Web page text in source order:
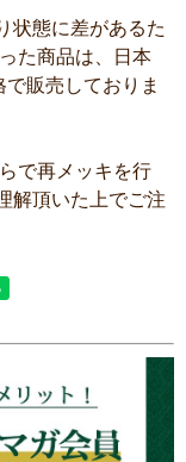
状態に差があるた
た商品は、日本
販売しておりま
で再メッキを行
解頂いた上でご注